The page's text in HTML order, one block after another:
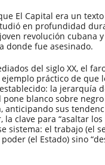
El Capital era un
en profundidad
revolución cubana
donde fue asesinado.
del siglo XX, el
práctico de que
la jerarquía
blanco sobre
anticipando sus
clave para “asaltar
sistema: el trabajo (el
(el Estado) sino